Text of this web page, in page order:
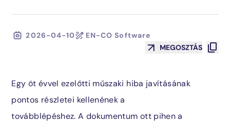
Ipari megoldások
Karrier
2026-04-10
EN-CO Software
MEGOSZTÁS
Egy öt évvel ezelőtti műszaki hiba javításának
pontos részletei kellenének a
továbblépéshez. A dokumentum ott pihen a